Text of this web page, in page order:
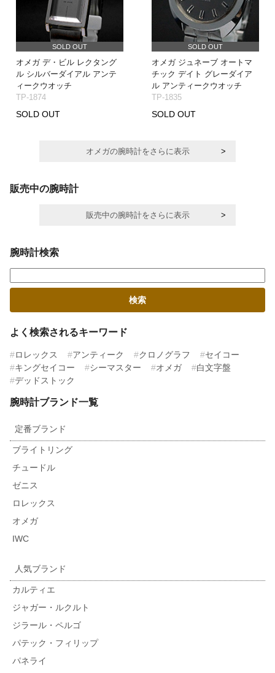
SOLD OUT
オメガ デ・ビル レクタング
ル シルバーダイアル アンテ
ィークウオッチ
TP-1874
SOLD OUT
SOLD OUT
オメガ ジュネーブ オートマ
チック デイト グレーダイア
ル アンティークウオッチ
TP-1835
SOLD OUT
オメガの腕時計をさらに表示
販売中の腕時計
販売中の腕時計をさらに表示
腕時計検索
よく検索されるキーワード
ロレックス アンティーク クロノグラフ
セイコー
キングセイコー
シーマスター オメガ
白文字盤
デッドストック
腕時計ブランド一覧
定番ブランド
ブライトリング
チュードル
ゼニス
ロレックス
オメガ
IWC
人気ブランド
カルティエ
ジャガー・ルクルト
ジラール・ペルゴ
パテック・フィリップ
パネライ